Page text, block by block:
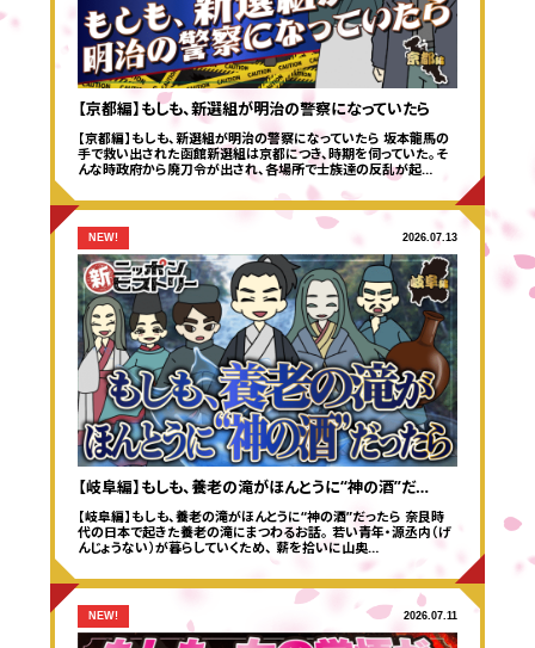
よくある質問
応募する
【京都編】もしも、新選組が明治の警察になっていたら
【京都編】もしも、新選組が明治の警察になっていたら 坂本龍馬の
手で救い出された函館新選組は京都につき、時期を伺っていた。そ
んな時政府から廃刀令が出され、各場所で士族達の反乱が起…
NEW! 2026.07.13
【岐阜編】もしも、養老の滝がほんとうに“神の酒”だ…
【岐阜編】もしも、養老の滝がほんとうに“神の酒”だったら 奈良時
代の日本で起きた養老の滝にまつわるお話。 若い青年・源丞内（げ
んじょうない）が暮らしていくため、 薪を拾いに山奥…
NEW! 2026.07.11